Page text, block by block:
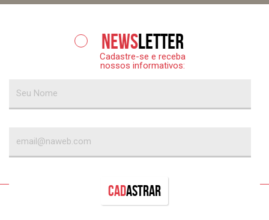
Newsletter
Cadastre-se e receba
nossos informativos:
Cadastrar